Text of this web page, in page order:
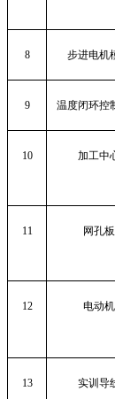
8 步进电机
9 温度闭环控
10 加工中
11 网孔板
12 电动机
13 实训导